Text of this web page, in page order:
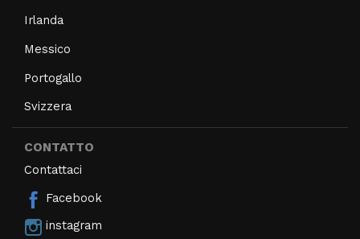
Irlanda
Messico
Portogallo
Svizzera
CONTATTO
Contattaci
Facebook
instagram